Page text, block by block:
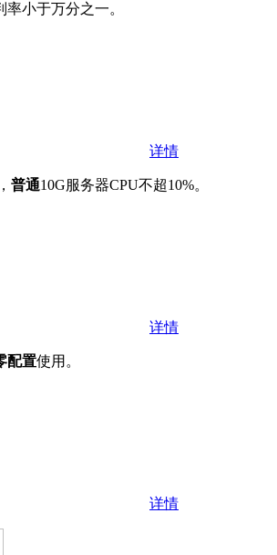
率小于万分之一。
详情
普通10G服务器CPU不超10%。
详情
配置使用。
详情